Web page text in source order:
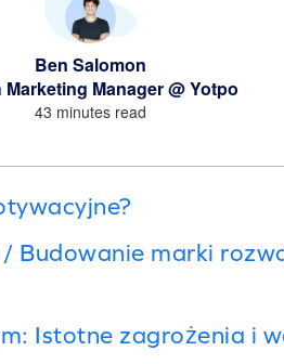
Ben Salomon
Marketing Manager @ Yotpo
43 minutes read
Budowanie marki
Istotne zagrożenia i